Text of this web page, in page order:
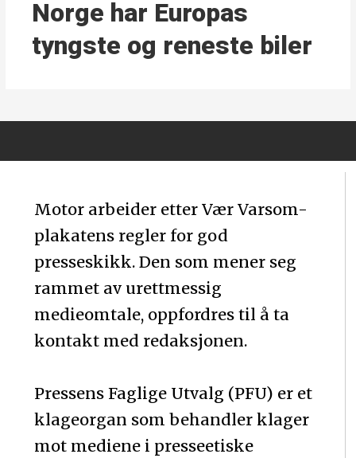
Norge har Europas
tyngste og reneste biler
Motor arbeider etter Vær Varsom-
plakatens regler for god
presseskikk. Den som mener seg
rammet av urettmessig
medieomtale, oppfordres til å ta
kontakt med redaksjonen.
Pressens Faglige Utvalg (PFU) er et
klageorgan som behandler klager
mot mediene i presseetiske